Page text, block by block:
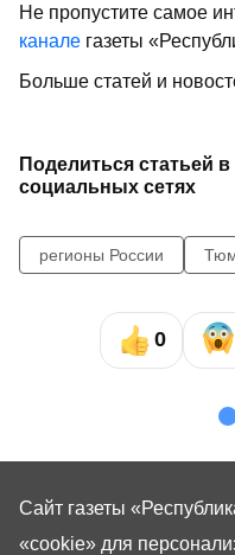
Не пропустите самое
канале газеты
Больше статей и
Поделиться статьей в
социальных сетях
регионы России
0
Сайт газеты
«cookie» для